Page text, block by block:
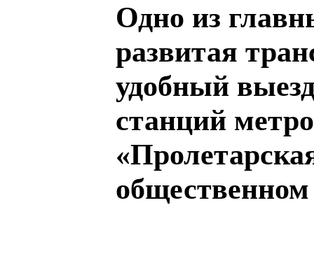
Одно из
развитая
удобный
станций
общественном